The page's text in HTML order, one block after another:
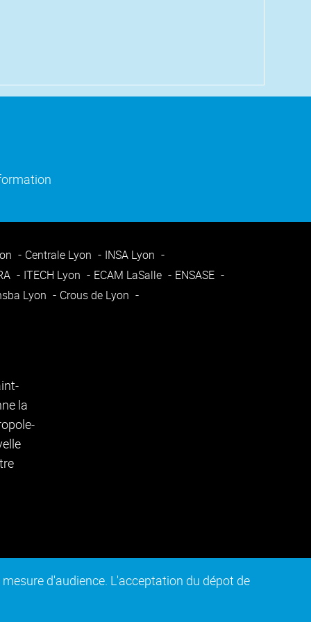
d'audience. L'acceptation du dépot de
fenêtre)
Centrale Lyon
INSA Lyon
ITECH Lyon ECAM LaSalle
ENSASE
Lyon
Crous de Lyon